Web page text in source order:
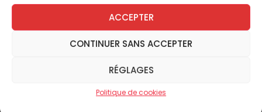
ACCEPTER
CONTINUER SANS ACCEPTER
RÉGLAGES
Politique de cookies
Voilà le type même d’un introït du 6ème
mode, joyeux, sobre au plan mélodique mais
claque au vent, comme un étendard de
fierté, si l’on peut dire, et on éprouve